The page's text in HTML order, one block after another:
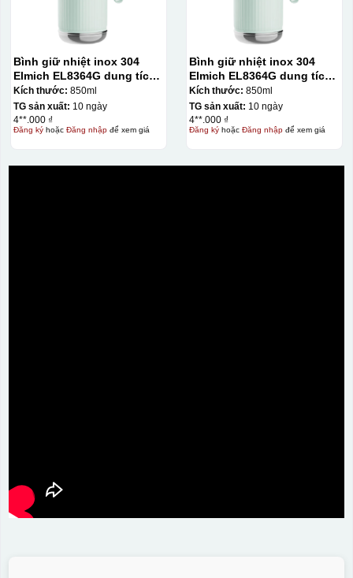
Bình giữ nhiệt inox 304
Elmich EL8364G dung tích
850ml
Kích thước: 850ml
TG sản xuất: 10 ngày
4**.000 ₫
Đăng kýhoặc Đăng nhậpđể xem giá
Bình giữ nhiệt inox 304
Elmich EL8364G dung tích
850ml
Kích thước: 850ml
TG sản xuất: 10 ngày
4**.000 ₫
Đăng kýhoặc Đăng nhậpđể xem giá